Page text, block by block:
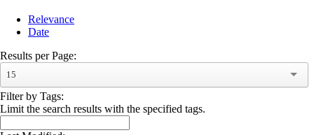
Relevance
Date
Results per Page:
15
Filter by Tags:
Limit the search results with the specified tags.